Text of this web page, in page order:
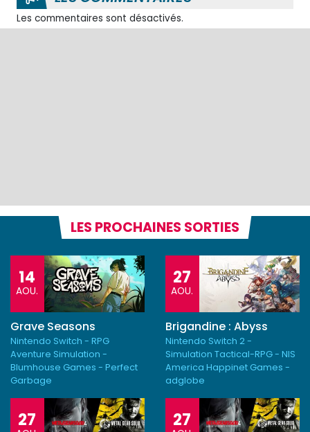
Les commentaires sont désactivés.
LES PROCHAINES SORTIES
14
AOU.
Grave Seasons
Nintendo Switch - RPG
Aventure Simulation -
Blumhouse Games - Perfect
Garbage
27
AOU.
Brigandine : Abyss
Nintendo Switch 2 -
Simulation Tactical-RPG - NIS
America Happinet Games -
adglobe
27 27